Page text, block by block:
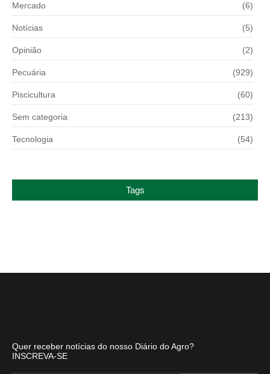
Mercado (6)
Notícias (5)
Opinião (2)
Pecuária (929)
Piscicultura (60)
Sem categoria (213)
Tecnologia (54)
Tags
Quer receber notícias do nosso Diário do Agro?
INSCREVA-SE